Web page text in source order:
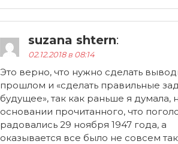
suzana shtern:
02.12.2018 в 08:14
Это верно, что нужно сделать
прошлом и «сделать правильные
будущее», так как раньше я думала,
основании прочитанного, что
радовались 29 ноября 1947 года, а
оказывается все было не совсем